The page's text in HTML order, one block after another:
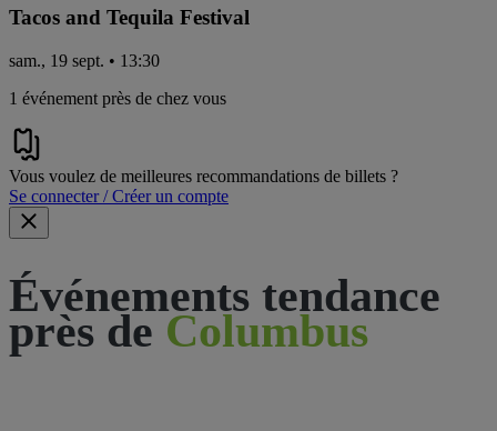
Tacos and Tequila Festival
sam., 19 sept. • 13:30
1 événement près de chez vous
Vous voulez de meilleures recommandations de billets ?
Se connecter / Créer un compte
Événements tendance
près de Columbus